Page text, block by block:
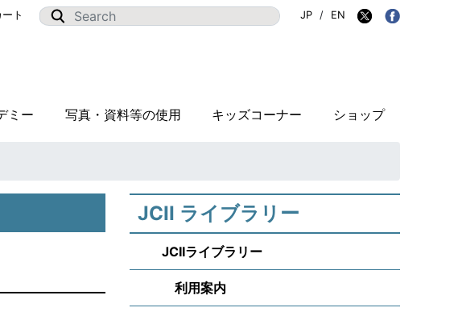
ミー 写真・資料等の使用 キッズコーナー ショップ
ート JP / EN
JCII ライブラリー
JCIIライブラリー
利用案内